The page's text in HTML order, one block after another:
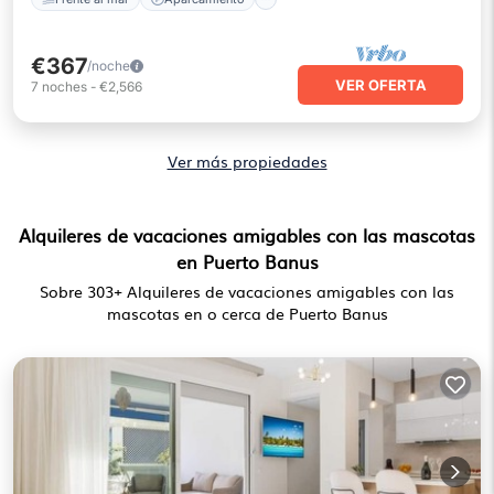
€367/noche
7 noches - €2,566 VER OFERTA
Ver más propiedades
Alquileres de vacaciones amigables con las mascotas
en Puerto Banus
Sobre 303+ Alquileres de vacaciones amigables con las
mascotas en o cerca de Puerto Banus